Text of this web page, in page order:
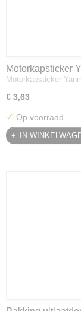
Motorkapsticker
Motorkapsticker
€ 3,63
✓ Op voorraad
IN